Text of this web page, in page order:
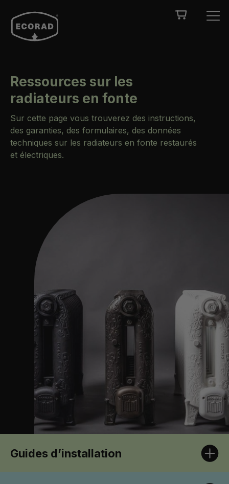
Ressources sur les
radiateurs en fonte
Sur cette page vous trouverez des instructions,
des garanties, des formulaires, des données
techniques sur les radiateurs en fonte restaurés
et électriques.
Guides d’installation